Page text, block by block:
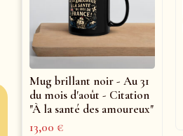
Mug brillant noir - Au 31
du mois d'août - Citation
"À la santé des amoureux"
13,00€